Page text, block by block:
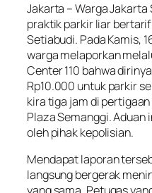
Jakarta – Warga
praktik parkir liar
Setiabudi. Pada Kamis,
warga melaporkan
Center 110 bahwa
Rp10.000 untuk parkir
kira tiga jam di
Plaza Semanggi.
oleh pihak kepolisian.
Mendapat laporan
langsung bergerak